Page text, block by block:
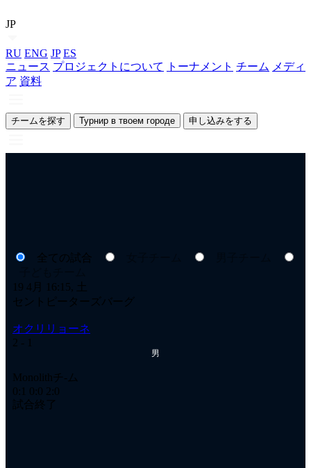
JP
RU ENG JP ES
ニュース プロジェクトについて トーナメント チーム メディ
ア 資料
チームを探す Турнир в твоем городе 申し込みをする
全ての試合
19 4月 16:15, 土
セントピーターズバーグ
オクリリョーネ
2 - 1
男
Monolithチ-ム
0:1 0:0 2:0
試合終了